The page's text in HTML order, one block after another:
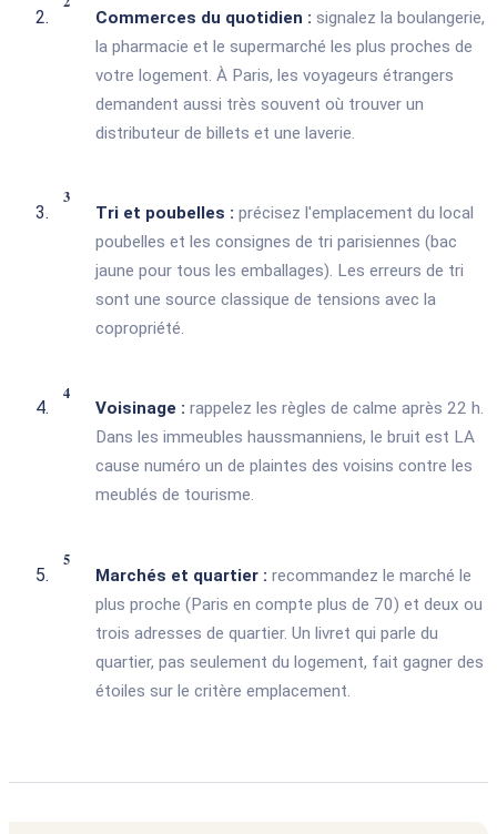
Commerces du quotidien :signalez la boulangerie,
la pharmacie et le supermarché les plus proches de
votre logement. À Paris, les voyageurs étrangers
demandent aussi très souvent où trouver un
distributeur de billets et une laverie.
Tri et poubelles :précisez l'emplacement du local
poubelles et les consignes de tri parisiennes (bac
jaune pour tous les emballages). Les erreurs de tri
sont une source classique de tensions avec la
copropriété.
Voisinage :rappelez les règles de calme après 22 h.
Dans les immeubles haussmanniens, le bruit est LA
cause numéro un de plaintes des voisins contre les
meublés de tourisme.
Marchés et quartier :recommandez le marché le
plus proche (Paris en compte plus de 70) et deux ou
trois adresses de quartier. Un livret qui parle du
quartier, pas seulement du logement, fait gagner des
étoiles sur le critère emplacement.